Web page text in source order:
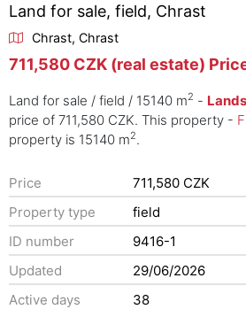
Land for sale, field, Chrast
Chrast, Chrast
711,580 CZK (real estate)
Land for sale / field / 15140 m2 -
price of 711,580 CZK. This property -
property is 15140 m2.
Price
711,580 CZK
Property type
field
ID number
9416-1
Updated
29/06/2026
Active days
38